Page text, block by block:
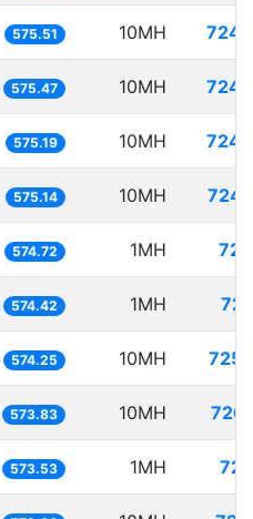
575.51 10MH
575.47 10MH
575.19 10MH
575.14 10MH
574.72 1MH
574.42 1MH
574.25 10MH
573.83 10MH
573.53 1MH